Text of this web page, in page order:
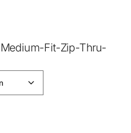
Fit-Zip-Thru-